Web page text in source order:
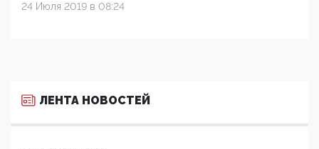
24 Июля 2019 в 08:24
ЛЕНТА НОВОСТЕЙ